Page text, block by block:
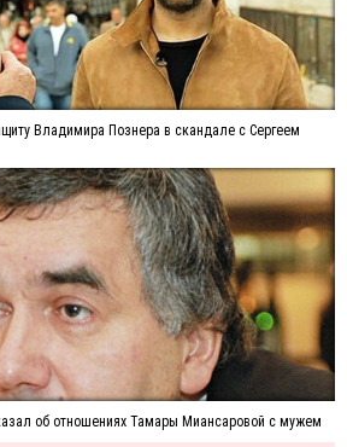
Владимира Познера в скандале с Сергеем
об отношениях Тамары Миансаровой с мужем